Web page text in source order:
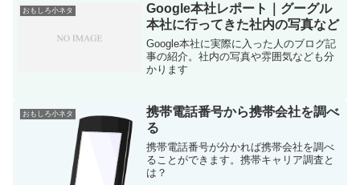
おもしろ小ネタ
Google本社レポート｜グーグル
本社に行ってきた社内の写真など
Google本社に実際に入った人のブログ記
事の紹介。社内の写真や雰囲気なども分
かります
おもしろ小ネタ
携帯電話番号から携帯会社を調べ
る
携帯電話番号が分かれば携帯会社を調べ
ることができます。携帯キャリア調査と
は？